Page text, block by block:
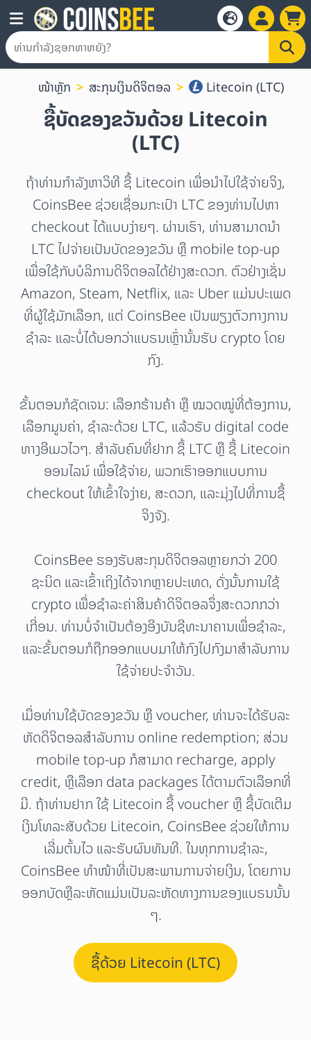
ໜ້າຫຼັກ ສະກຸນເງິນດິຈິຕອລ Litecoin (LTC)
ຊື້ບັດຂອງຂວັນດ້ວຍ Litecoin
(LTC)
ຖ້າທ່ານກຳລັງຫາວິທີ ຊື້ Litecoin ເພື່ອນຳໄປໃຊ້ຈ່າຍຈິງ,
CoinsBee ຊ່ວຍເຊື່ອມກະເປົາ LTC ຂອງທ່ານໄປຫາ
checkout ໄດ້ແບບງ່າຍໆ. ຜ່ານເຮົາ, ທ່ານສາມາດນຳ
LTC ໄປຈ່າຍເປັນບັດຂອງຂວັນ ຫຼື mobile top-up
ເພື່ອໃຊ້ກັບບໍລິການດິຈິຕອລໄດ້ຢ່າງສະດວກ. ຕົວຢ່າງເຊັ່ນ
Amazon, Steam, Netflix, ແລະ Uber ແມ່ນປະເພດ
ທີ່ຜູ້ໃຊ້ມັກເລືອກ, ແຕ່ CoinsBee ເປັນພຽງຕົວກາງການ
ຊຳລະ ແລະບໍ່ໄດ້ບອກວ່າແບຣນເຫຼົ່ານັ້ນຮັບ crypto ໂດຍ
ກົງ.
ຂັ້ນຕອນກໍຊັດເຈນ: ເລືອກຮ້ານຄ້າ ຫຼື ໝວດໝູ່ທີ່ຕ້ອງການ,
ເລືອກມູນຄ່າ, ຊຳລະດ້ວຍ LTC, ແລ້ວຮັບ digital code
ທາງອີເມວໄວໆ. ສຳລັບຄົນທີ່ຢາກ ຊື້ LTC ຫຼື ຊື້ Litecoin
ອອນໄລນ໌ ເພື່ອໃຊ້ຈ່າຍ, ພວກເຮົາອອກແບບການ
checkout ໃຫ້ເຂົ້າໃຈງ່າຍ, ສະດວກ, ແລະມຸ່ງໄປທີ່ການຊື້
ຈິງຈັງ.
CoinsBee ຮອງຮັບສະກຸນດິຈິຕອລຫຼາຍກວ່າ 200
ຊະນິດ ແລະເຂົ້າເຖິງໄດ້ຈາກຫຼາຍປະເທດ, ດັ່ງນັ້ນການໃຊ້
crypto ເພື່ອຊຳລະຄ່າສິນຄ້າດິຈິຕອລຈຶ່ງສະດວກກວ່າ
ເກີ່ອນ. ທ່ານບໍ່ຈຳເປັນຕ້ອງອີງບັນຊີທະນາຄານເພື່ອຊຳລະ,
ແລະຂັ້ນຕອນກໍຖືກອອກແບບມາໃຫ້ກົງໄປກົງມາສຳລັບການ
ໃຊ້ຈ່າຍປະຈຳວັນ.
ເມື່ອທ່ານໃຊ້ບັດຂອງຂວັນ ຫຼື voucher, ທ່ານຈະໄດ້ຮັບລະ
ຫັດດິຈິຕອລສຳລັບການ online redemption; ສ່ວນ
mobile top-up ກໍສາມາດ recharge, apply
credit, ຫຼືເລືອກ data packages ໄດ້ຕາມຕົວເລືອກທີ່
ມີ. ຖ້າທ່ານຢາກ ໃຊ້ Litecoin ຊື້ voucher ຫຼື ຊື້ບັດເຕີມ
ເງິນໂທລະສັບດ້ວຍ Litecoin, CoinsBee ຊ່ວຍໃຫ້ການ
ເລີ່ມຕົ້ນໄວ ແລະຮັບຜົນທັນທີ. ໃນທຸກການຊຳລະ,
CoinsBee ທຳໜ້າທີ່ເປັນສະພານການຈ່າຍເງິນ, ໂດຍການ
ອອກບັດຫຼືລະຫັດແມ່ນເປັນລະຫັດທາງການຂອງແບຣນນັ້ນ
ໆ.
ຊື້ດ້ວຍ Litecoin (LTC)